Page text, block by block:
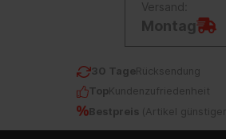
Versand:
Montag
30 TageRücksendung
TopKundenzufriedenheit
Bestpreis ( Artikel